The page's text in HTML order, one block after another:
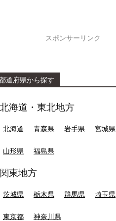
スポンサーリンク
道府県から探す
北海道・東北地方
北海道 青森県 岩手県 宮城県
山形県 福島県
関東地方
茨城県 栃木県 群馬県 埼玉県
東京都 神奈川県